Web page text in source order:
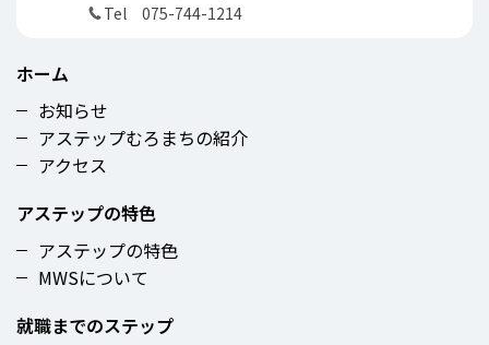
Tel
075-744-1214
ホーム
お知らせ
アステップむろまちの紹介
アクセス
アステップの特色
アステップの特色
MWSについて
就職までのステップ